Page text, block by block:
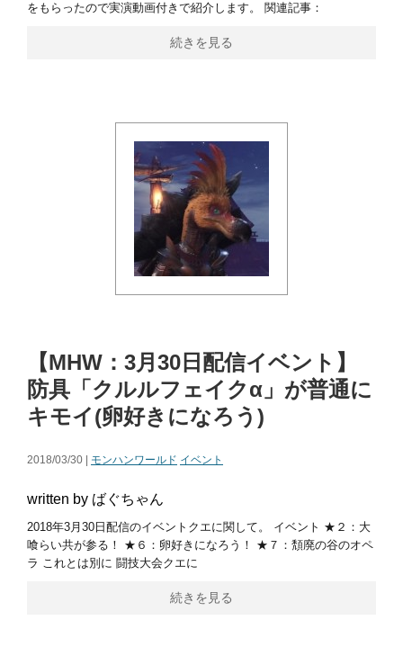
をもらったので実演動画付きで紹介します。 関連記事：
続きを見る
【MHW：3月30日配信イベント】
防具「クルルフェイクα」が普通に
キモイ(卵好きになろう)
2018/03/30 | モンハンワールド イベント
written by ばぐちゃん
2018年3月30日配信のイベントクエに関して。 イベント ★２：大
喰らい共が参る！ ★６：卵好きになろう！ ★７：頽廃の谷のオペ
ラ これとは別に 闘技大会クエに
続きを見る